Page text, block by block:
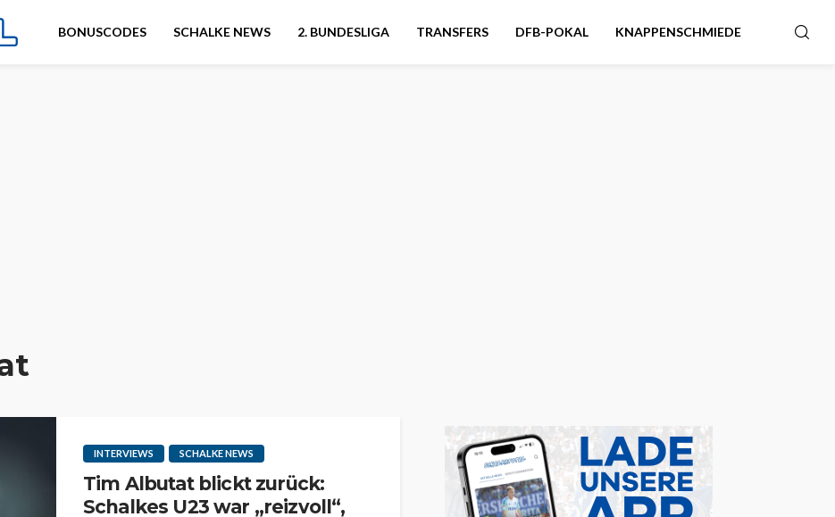
BONUSCODES SCHALKE NEWS 2. BUNDESLIGA TRANSFERS DFB-POKAL KNAPPENSCHMIEDE
INTERVIEWS SCHALKE NEWS
Tim Albutat blickt zurück:
Schalkes U23 war „reizvoll“,